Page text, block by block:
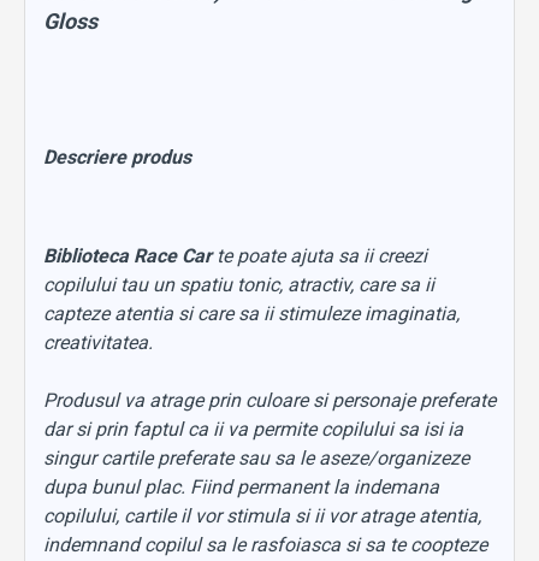
Gloss
Descriere produs
Biblioteca Race Carte poate ajuta sa ii creezi
copilului tau un spatiu tonic, atractiv, care sa ii
capteze atentia si care sa ii stimuleze imaginatia,
creativitatea.
Produsul va atrage prin culoare si personaje preferate
dar si prin faptul ca ii va permite copilului sa isi ia
singur cartile preferate sau sa le aseze/organizeze
dupa bunul plac. Fiind permanent la indemana
copilului, cartile il vor stimula si ii vor atrage atentia,
indemnand copilul sa le rasfoiasca si sa te coopteze